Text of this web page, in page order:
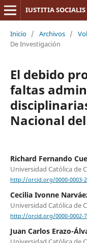
IUSTITIA SOCIALIS
Inicio / Archivos /
De Investigación
El debido
faltas
Nacional
Richard Fernando
Universidad Católica de
http://orcid.org/0000-0003-
Cecilia Ivonne
Universidad Católica de
http://orcid.org/0000-0002-
Juan Carlos Erazo-